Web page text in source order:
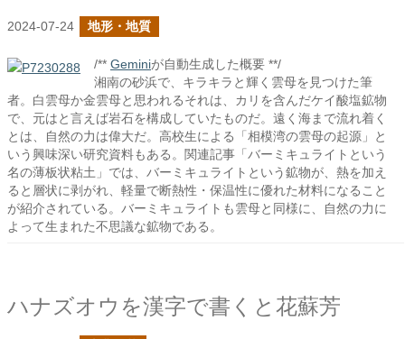
2024-07-24 地形・地質
/** Geminiが自動生成した概要 **/
湘南の砂浜で、キラキラと輝く雲母を見つけた筆
者。白雲母か金雲母と思われるそれは、カリを含んだケイ酸塩鉱物
で、元はと言えば岩石を構成していたものだ。遠く海まで流れ着く
とは、自然の力は偉大だ。高校生による「相模湾の雲母の起源」と
いう興味深い研究資料もある。関連記事「バーミキュライトという
名の薄板状粘土」では、バーミキュライトという鉱物が、熱を加え
ると層状に剥がれ、軽量で断熱性・保温性に優れた材料になること
が紹介されている。バーミキュライトも雲母と同様に、自然の力に
よって生まれた不思議な鉱物である。
ハナズオウを漢字で書くと花蘇芳